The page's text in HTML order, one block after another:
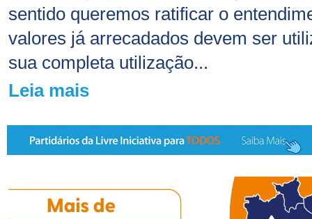
sentido queremos ratificar o
valores já arrecadados devem ser
sua completa utilização...
Leia mais